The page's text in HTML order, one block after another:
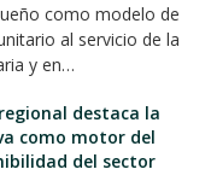
como modelo de
al servicio de la
y en…
destaca la
como motor del
del sector